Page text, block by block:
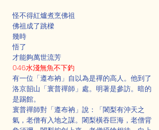
怪不得紅爐煮烹佛祖
佛祖成了跳樑
幾時
悟了
才能夠萬世流芳
046水淺無魚不下釣
有一位「遵布衲」自以為是禪的高人。他到了
洛京韶山「寰普禪師」處。明著是參訪。暗的
是踢館。
寰普禪師對「遵布衲」說：「闍梨有沖天之
氣，老僧有入地之謀。闍梨橫吞巨海，老僧背